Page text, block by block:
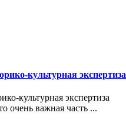
культурная экспертиза
культурная экспертиза
очень важная часть ...